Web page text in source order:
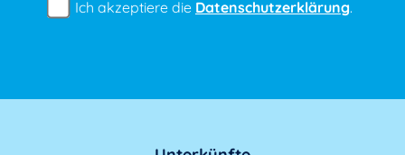
Ich akzeptiere die Datenschutzerklärung.